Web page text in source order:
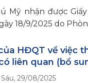
Mỹ nhận được
18/9/2025 do
HĐQT về việc
liên quan (bổ
29/08/2025